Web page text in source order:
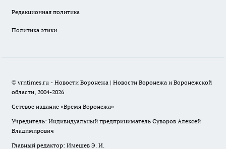
Редакционная политика
Политика этики
© vrntimes.ru - Новости Воронежа | Новости Воронежа и Воронежской
области, 2004-2026
Сетевое издание «Время Воронежа»
Учредитель: Индивидуальный предприниматель Суворов Алексей
Владимирович
Главный редактор: Имешев Э. И.